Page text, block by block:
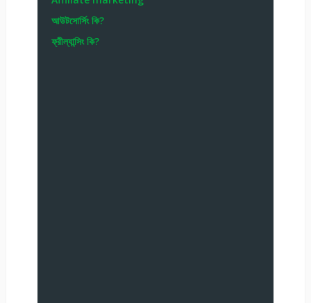
আউটসোর্সিং কি?
ফ্রীল্যান্সিং কি?